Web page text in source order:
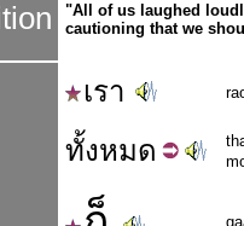
"All of us laughed
cautioning that we
เรา
ทั้งหมด